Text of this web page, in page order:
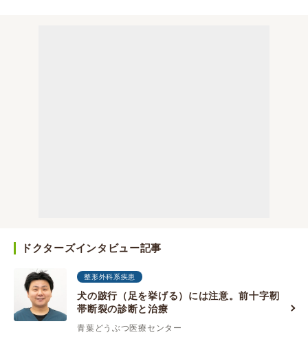
ドクターズインタビュー記事
整形外科系疾患
犬の跛行（足を挙げる）には注意。前十字靭
帯断裂の診断と治療
青葉どうぶつ医療センター